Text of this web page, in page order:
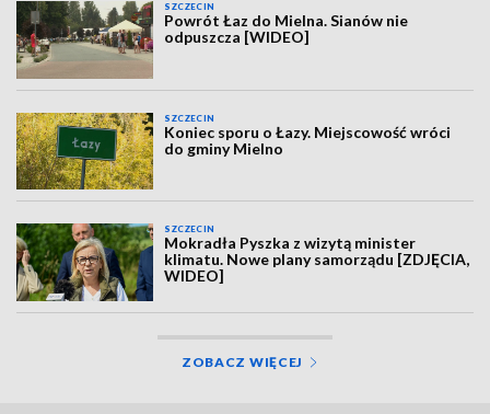
SZCZECIN
Powrót Łaz do Mielna. Sianów nie
odpuszcza [WIDEO]
SZCZECIN
Koniec sporu o Łazy. Miejscowość wróci
do gminy Mielno
SZCZECIN
Mokradła Pyszka z wizytą minister
klimatu. Nowe plany samorządu [ZDJĘCIA,
WIDEO]
ZOBACZ WIĘCEJ